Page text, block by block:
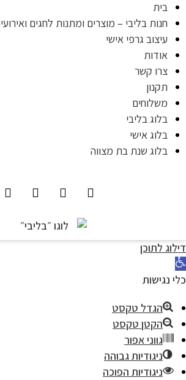
בית
חנות בליבי – מוצרים ומתנות לחגים ואירועים
עיצוב גרפי אישי
אודות
צרו קשר
תקנון
משלוחים
בלוג בליבי
בלוג אישי
בלוג שנת בת מצווה
לתוכן
נגישות
הגדל טקסט
הקטן טקסט
גווני אפור
ניגודיות גבוהה
ניגודיות הפוכה